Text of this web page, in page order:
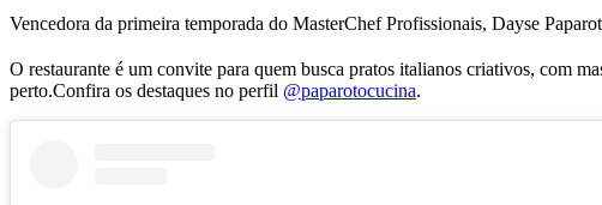
Vencedora da primeira temporada do MasterChef Profissionais, Dayse
O restaurante é um convite para quem busca pratos italianos criativos, com
perto.Confira os destaques no perfil @paparotocucina.